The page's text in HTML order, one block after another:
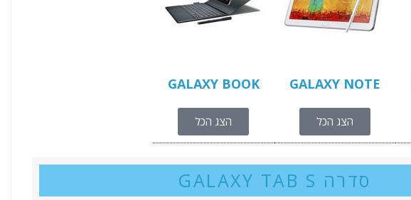
GALAXY NOTE
הצג הכל
GALAXY BOOK
הצג הכל
סדרה GALAXY TAB S